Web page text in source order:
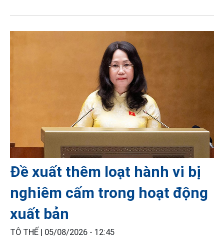
Đề xuất thêm loạt hành vi bị
nghiêm cấm trong hoạt động
xuất bản
TÔ THẾ | 05/08/2026 - 12:45